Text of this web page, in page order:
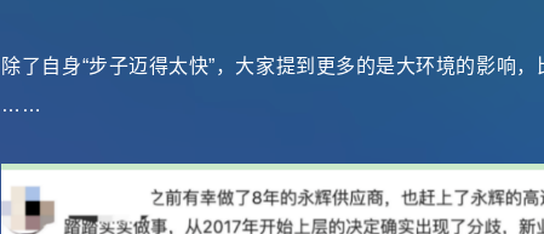
除了自身“步子迈得太快”，大家提到更多的是大环境的影响，
……